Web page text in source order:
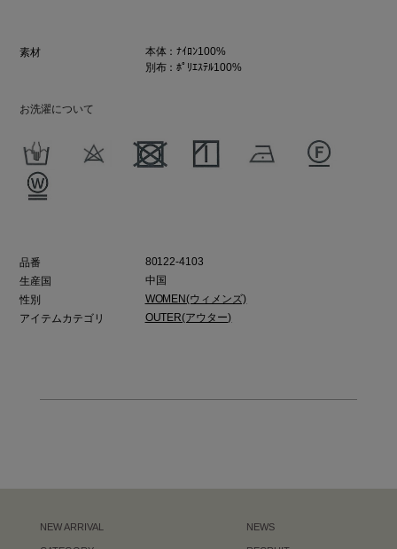
素材
本体：ﾅｲﾛﾝ100%
別布：ﾎﾟﾘｴｽﾃﾙ100%
お洗濯について
品番
80122-4103
生産国
中国
性別
WOMEN(ウィメンズ)
アイテムカテゴリ
OUTER(アウター)
NEW ARRIVAL NEWS